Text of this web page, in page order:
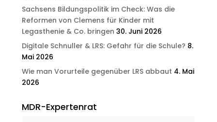
Sachsens Bildungspolitik im Check: Was die
Reformen von Clemens für Kinder mit
Legasthenie & Co. bringen 30. Juni 2026
Digitale Schnuller & LRS: Gefahr für die Schule? 8.
Mai 2026
Wie man Vorurteile gegenüber LRS abbaut 4. Mai
2026
MDR-Expertenrat